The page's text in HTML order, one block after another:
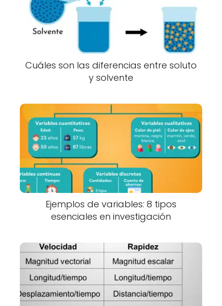
Cuáles son las diferencias entre soluto
y solvente
Ejemplos de variables: 8 tipos
esenciales en investigación